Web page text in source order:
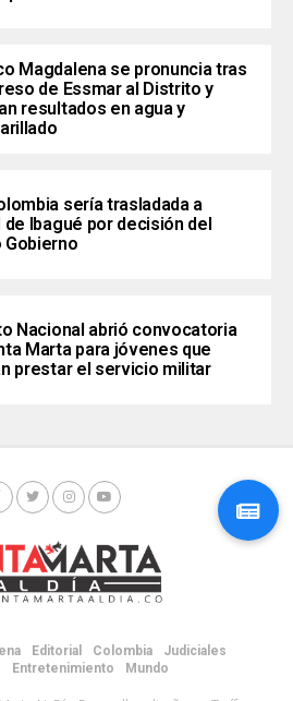
Magdalena se pronuncia tras
de Essmar al Distrito y
resultados en agua y
sería trasladada a
de Ibagué por decisión del
Gobierno
Nacional abrió convocatoria
Marta para jóvenes que
prestar el servicio militar
Editorial Colombia
Judiciales
Entretenimiento Mundo